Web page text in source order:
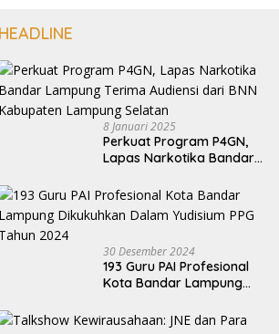
HEADLINE
8 Januari 2025
Perkuat Program P4GN,
Lapas Narkotika Bandar
dari BNN Kabupaten
Lampung Selatan
30 Desember 2024
193 Guru PAI Profesional
Kota Bandar Lampung
Yudisium PPG Tahun 2024